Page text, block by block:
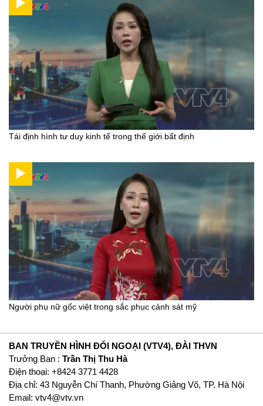
Tái định hình tư duy kinh tế trong thế giới bất định
Người phụ nữ gốc việt trong sắc phục cảnh sát mỹ
BAN TRUYỀN HÌNH ĐỐI NGOẠI (VTV4), ĐÀI THVN
Trưởng Ban : Trần Thị Thu Hà
Ðiện thoại: +8424 3771 4428
Địa chỉ: 43 Nguyễn Chí Thanh, Phường Giảng Võ, TP. Hà Nội
Email: vtv4@vtv.vn